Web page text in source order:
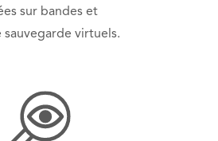
sur bandes et
virtuels.